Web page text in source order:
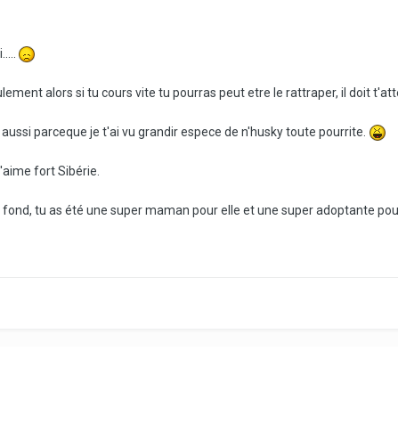
alors si tu cours vite tu pourras peut etre le rattraper, il doit
parceque je t'ai vu grandir espece de n'husky toute pourrite.
fort Sibérie.
tu as été une super maman pour elle et une super adoptante